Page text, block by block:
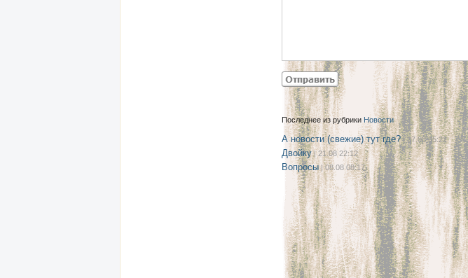
Последнее из рубрики Новости
А новости (свежие) тут где?| 27.08 05:22
Двойку| 21.08 22:12
Вопросы| 08.08 08:17